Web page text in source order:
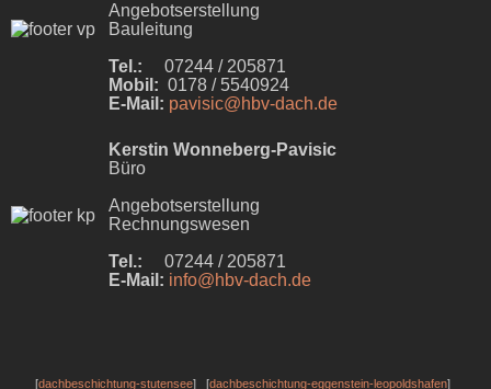
Angebotserstellung
Bauleitung
Tel.: 07244 / 205871
Mobil: 0178 / 5540924
E-Mail: pavisic@hbv-dach.de
Kerstin Wonneberg-Pavisic
Büro
Angebotserstellung
Rechnungswesen
Tel.: 07244 / 205871
E-Mail: info@hbv-dach.de
[dachbeschichtung-stutensee] [dachbeschichtung-eggenstein-leopoldshafen]